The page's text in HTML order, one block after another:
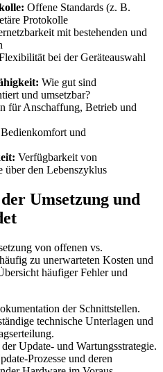
Offene Standards (z. B.
Protokolle
mit bestehenden und
bei der Geräteauswahl
Wie gut sind
und umsetzbar?
für Anschaffung, Betrieb und
Bedienkomfort und
Verfügbarkeit von
über den Lebenszyklus
Umsetzung und
von offenen vs.
zu unerwarteten Kosten und
häufiger Fehler und
der Schnittstellen.
technische Unterlagen und
Update- und Wartungsstrategie.
Prozesse und deren